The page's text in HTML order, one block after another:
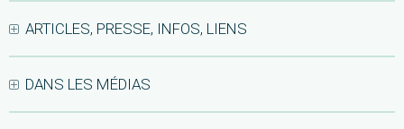
ARTICLES, PRESSE, INFOS, LIENS
DANS LES MÉDIAS